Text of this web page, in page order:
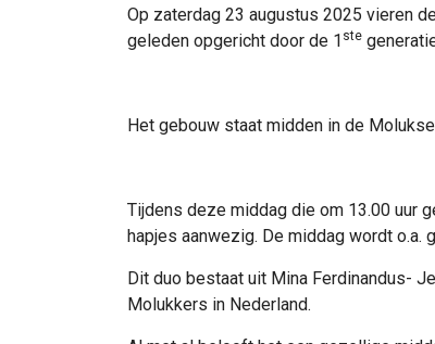
Op zaterdag 23 augustus 2025 vieren
geleden opgericht door de 1 ste
Het gebouw staat midden in de
Tijdens deze middag die om 13.00 uur
hapjes aanwezig. De middag wordt
Dit duo bestaat uit Mina Ferdinandus-
Molukkers in Nederland.